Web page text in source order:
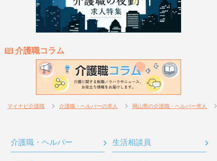
介護職コラム
マイナビ介護職 介護職・ヘルパーの求人 岡山県の介護職・ヘルパー求人
介護職・ヘルパー 生活相談員